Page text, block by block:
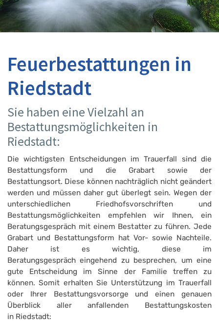
Feuerbestattungen in
Riedstadt
Sie haben eine Vielzahl an
Bestattungsmöglichkeiten in
Riedstadt:
Die wichtigsten Entscheidungen im Trauerfall sind die
Bestattungsform und die Grabart sowie der
Bestattungsort. Diese können nachträglich nicht geändert
werden und müssen daher gut überlegt sein. Wegen der
unterschiedlichen Friedhofsvorschriften und
Bestattungsmöglichkeiten empfehlen wir Ihnen, ein
Beratungsgespräch mit einem Bestatter zu führen. Jede
Grabart und Bestattungsform hat Vor- sowie Nachteile.
Daher ist es wichtig, diese im
Beratungsgespräch eingehend zu besprechen, um eine
gute Entscheidung im Sinne der Familie treffen zu
können. Somit erhalten Sie Unterstützung im Trauerfall
oder Ihrer Bestattungsvorsorge und einen genauen
Überblick aller anfallenden Bestattungskosten
in Riedstadt: